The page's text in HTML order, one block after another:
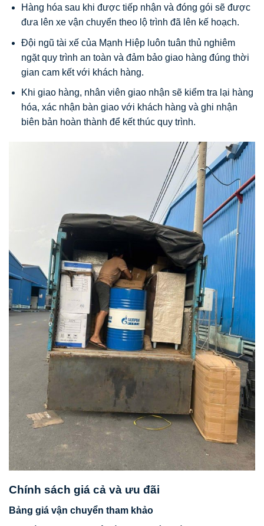
Hàng hóa sau khi được tiếp nhận và đóng gói sẽ được
đưa lên xe vận chuyển theo lộ trình đã lên kế hoạch.
Đội ngũ tài xế của Mạnh Hiệp luôn tuân thủ nghiêm
ngặt quy trình an toàn và đảm bảo giao hàng đúng thời
gian cam kết với khách hàng.
Khi giao hàng, nhân viên giao nhận sẽ kiểm tra lại hàng
hóa, xác nhận bàn giao với khách hàng và ghi nhận
biên bản hoàn thành để kết thúc quy trình.
Chính sách giá cả và ưu đãi
Bảng giá vận chuyển tham khảo